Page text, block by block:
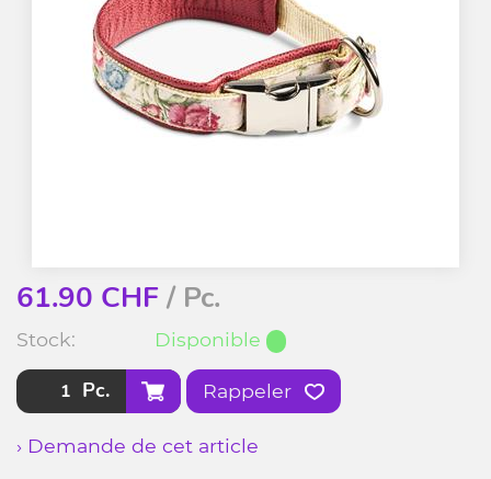
61.90 CHF/ Pc.
Stock: Disponible
Pc. Rappeler
› Demande de cet article